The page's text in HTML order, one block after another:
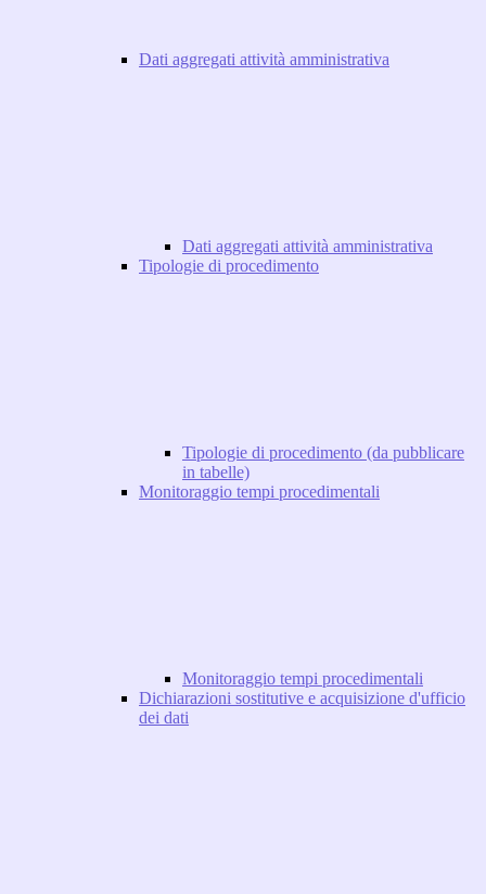
Dati aggregati attività amministrativa
Dati aggregati attività amministrativa
Tipologie di procedimento
Tipologie di procedimento (da pubblicare
in tabelle)
Monitoraggio tempi procedimentali
Monitoraggio tempi procedimentali
Dichiarazioni sostitutive e acquisizione d'ufficio
dei dati